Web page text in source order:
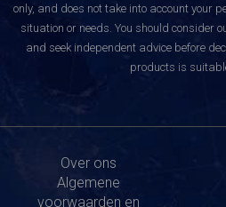
only, and does not take into account your
situation or needs. You should consider
and seek independent advice before
products is
Over ons
Algemene
voorwaarden en